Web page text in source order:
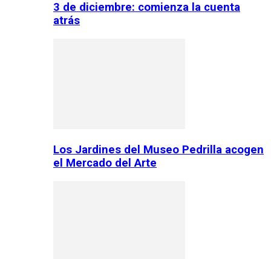
3 de diciembre: comienza la cuenta
atrás
Los Jardines del Museo Pedrilla acogen
el Mercado del Arte